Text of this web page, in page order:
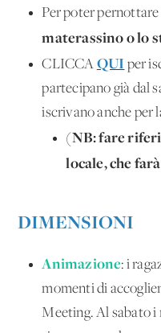
Per poter
materassino o lo
CLICCA QUI per
partecipano già dal
iscrivano anche per
(NB: fare
locale, che
DIMENSIONI
Animazione: i
momenti di
Meeting. Al sabato i